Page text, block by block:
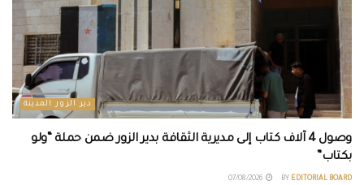
دير الزور المدينة
وصول 4 آلاف كتاب إلى مديرية الثقافة بدير الزور ضمن حملة “ولو
بكتاب”
BY EDITORIAL BOARD